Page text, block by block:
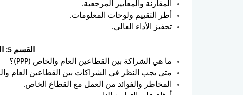
المقارنة والمعايير المرجعية.
أطر التقييم ولوحات المعلومات.
تحفيز الأداء العالي.
القسم 5: التعاون بين القطاعين العام والخاص وعبر القطاعات
ما هي الشراكة بين القطاعين العام والخاص (PPP)؟
متى يجب النظر في الشراكات بين القطاعين العام
المخاطر والفوائد من العمل مع القطاع الخاص.